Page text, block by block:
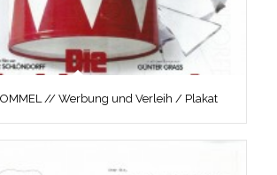
// Werbung und Verleih / Plakat